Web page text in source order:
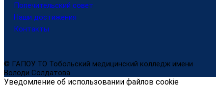
Попечительский совет
Наши достижения
Контакты
© ГАПОУ ТО Тобольский медицинский колледж имени
Володи Солдатова
Уведомление об использовании файлов cookie